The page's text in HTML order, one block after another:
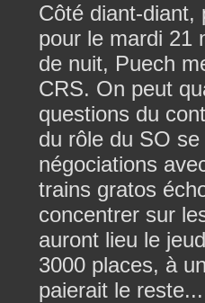
Côté diant-diant,
pour le mardi 21
de nuit, Puech
CRS. On peut
questions du
du rôle du SO
négociations
trains gratos
concentrer sur
auront lieu le
3000 places, à
paierait le reste...